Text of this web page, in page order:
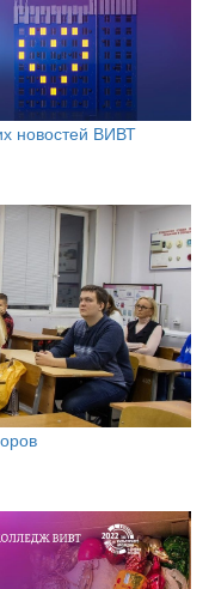
новостей ВИВТ